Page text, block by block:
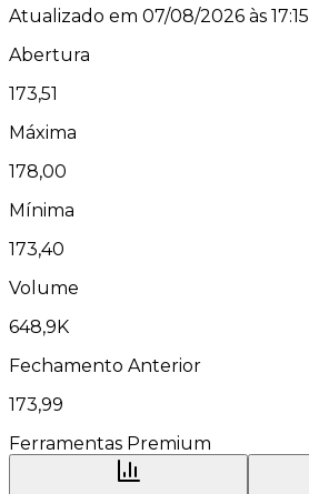
Atualizado em 07/08/2026 às 17:15
Abertura
173,51
Máxima
178,00
Mínima
173,40
Volume
648,9K
Fechamento Anterior
173,99
Ferramentas Premium